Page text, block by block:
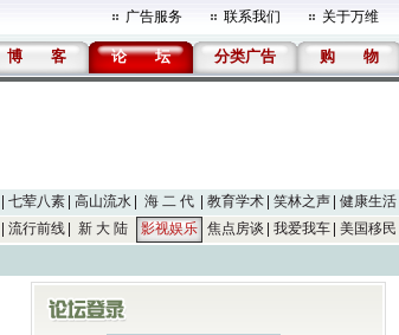
广告服务 联系我们 关于万维
博 客 论 坛 分类广告 购 物
七荤八素 高山流水 海 二 代 教育学术 笑林之声
健康生活
流行前线 新 大 陆 影视娱乐 焦点房谈 我爱我车 美国移民